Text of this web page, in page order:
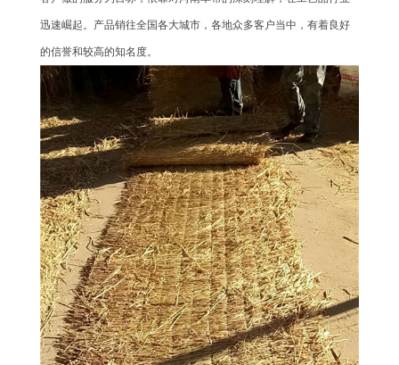
迅速崛起。产品销往全国各大城市，各地众多客户当中，有着良好
的信誉和较高的知名度。